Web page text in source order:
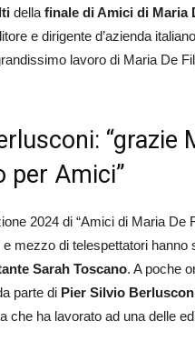
della finale di Amici di Maria
e dirigente d’azienda
lavoro di Maria De
“grazie
per Amici”
2024 di “Amici di Maria De
mezzo di telespettatori
Sarah Toscano. A poche
parte di Pier Silvio
che ha lavorato ad una delle